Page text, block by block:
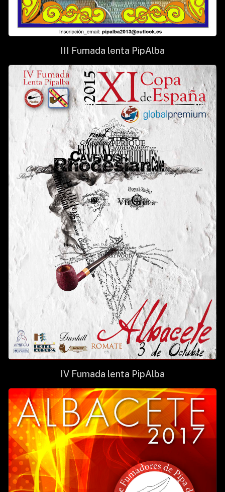
III Fumada lenta PipAlba
IV Fumada lenta PipAlba